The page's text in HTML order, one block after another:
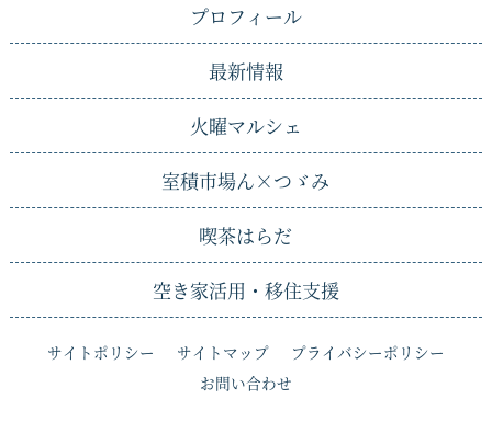
プロフィール
最新情報
火曜マルシェ
室積市場ん×つゞみ
喫茶はらだ
空き家活用・移住支援
サイトポリシー サイトマップ
プライバシーポリシー
お問い合わせ